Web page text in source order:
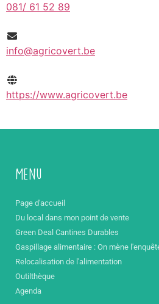
081/ 61 52 89
info@agricovert.be
https://www.agricovert.be
Menu
Page d'accueil
Du local dans mon point de vente
Green Deal Cantines Durables
Gaspillage alimentaire : On mène
Relocalisation de l'alimentation
Outilthèque
Agenda